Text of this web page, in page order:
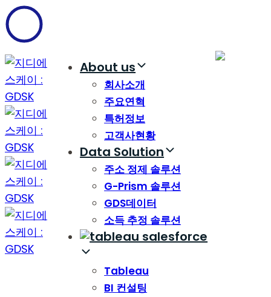
Skip
links
Skip
to
content
About us
회사소개
주요연혁
특허정보
고객사현황
Data Solution
주소 정제 솔루션
G-Prism 솔루션
GDS데이터
소득 추정 솔루션
Tableau
BI 컨설팅